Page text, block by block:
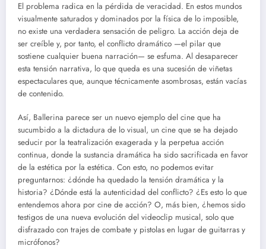
El problema radica en la pérdida de veracidad. En estos mundos
visualmente saturados y dominados por la física de lo imposible,
no existe una verdadera sensación de peligro. La acción deja de
ser creíble y, por tanto, el conflicto dramático —el pilar que
sostiene cualquier buena narración— se esfuma. Al desaparecer
esta tensión narrativa, lo que queda es una sucesión de viñetas
espectaculares que, aunque técnicamente asombrosas, están vacías
de contenido.
Así, Ballerina parece ser un nuevo ejemplo del cine que ha
sucumbido a la dictadura de lo visual, un cine que se ha dejado
seducir por la teatralización exagerada y la perpetua acción
continua, donde la sustancia dramática ha sido sacrificada en favor
de la estética por la estética. Con esto, no podemos evitar
preguntarnos: ¿dónde ha quedado la tensión dramática y la
historia? ¿Dónde está la autenticidad del conflicto? ¿Es esto lo que
entendemos ahora por cine de acción? O, más bien, ¿hemos sido
testigos de una nueva evolución del videoclip musical, solo que
disfrazado con trajes de combate y pistolas en lugar de guitarras y
micrófonos?